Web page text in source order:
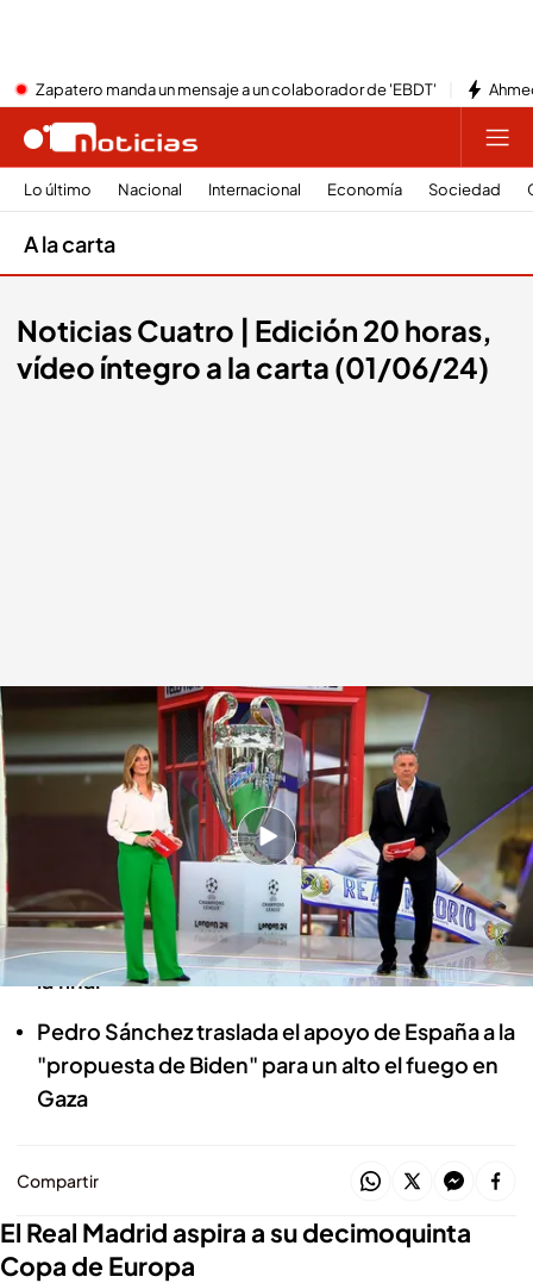
Zapatero manda un mensaje a un colaborador de 'EBDT'
Lo último Nacional Internacional Economía Sociedad
A la carta
Noticias Cuatro | Edición 20 horas,
vídeo íntegro a la carta (01/06/24)
Las noticias, de la mano de Roberto Arce y Marta Reyero Noticias Cuatro
Redacción digital Noticias Cuatro
02 JUN 2024 - 10:47h.
El Real Madrid aspira a su decimoquinta Copa
de Europa
Los madridistas abarrotan el Bernabéu para ver
la final
Pedro Sánchez traslada el apoyo de España a la
"propuesta de Biden" para un alto el fuego en
Gaza
Compartir
El Real Madrid aspira a su decimoquinta
Copa de Europa